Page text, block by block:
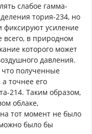
слабое гамма-
тория-234, но
фиксируют усиление
в природном
которого может
давления.
что полученные
точнее его
214. Таким образом,
облаке,
тот момент не было
было бы